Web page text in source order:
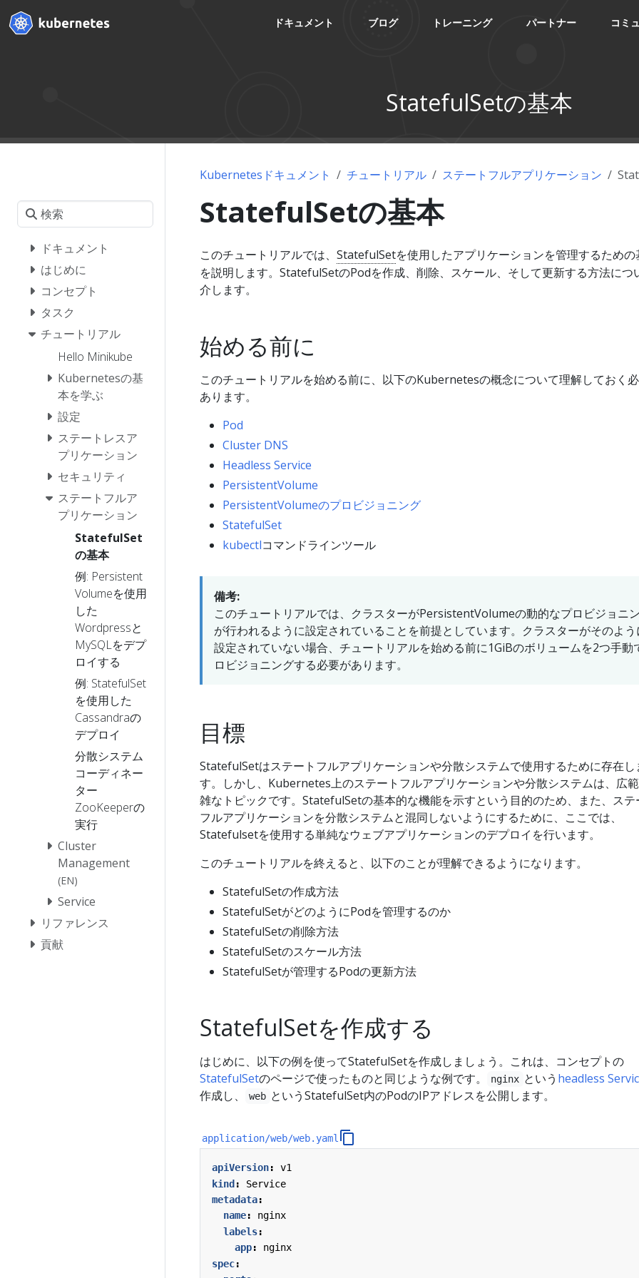
ドキュメント ブログ トレーニング パートナー コミ
StatefulSetの基本
ドキュメント
はじめに
コンセプト
タスク
チュートリアル
Hello Minikube
Kubernetesの基
本を学ぶ
設定
ステートレスア
プリケーション
セキュリティ
ステートフルア
プリケーション
StatefulSet
の基本
例: Persistent
Volumeを使用
した
Wordpressと
MySQLをデプ
ロイする
例: StatefulSet
を使用した
Cassandraの
デプロイ
分散システム
コーディネー
ター
ZooKeeperの
実行
Cluster
Management
(EN)
Service
リファレンス
貢献
Kubernetesドキュメント チュートリアル ステートフルアプリケーション
StatefulSetの基本
このチュートリアルでは、 StatefulSetを使用したアプリケーションを管理するための
を説明します。StatefulSetのPodを作成、削除、スケール、そして更新する方法につ
介します。
始める前に
このチュートリアルを始める前に、以下のKubernetesの概念について理解しておく
あります。
Pod
Cluster DNS
Headless Service
PersistentVolume
PersistentVolumeのプロビジョニング
StatefulSet
kubectlコマンドラインツール
備考:
このチュートリアルでは、クラスターがPersistentVolumeの動的なプロビジョニ
が行われるように設定されていることを前提としています。クラスターがそのよう
設定されていない場合、チュートリアルを始める前に1GiBのボリュームを2つ手動
ロビジョニングする必要があります。
目標
StatefulSetはステートフルアプリケーションや分散システムで使用するために存在し
す。しかし、Kubernetes上のステートフルアプリケーションや分散システムは、広
雑なトピックです。StatefulSetの基本的な機能を示すという目的のため、また、ステ
フルアプリケーションを分散システムと混同しないようにするために、ここでは、
Statefulsetを使用する単純なウェブアプリケーションのデプロイを行います。
このチュートリアルを終えると、以下のことが理解できるようになります。
StatefulSetの作成方法
StatefulSetがどのようにPodを管理するのか
StatefulSetの削除方法
StatefulSetのスケール方法
StatefulSetが管理するPodの更新方法
StatefulSetを作成する
はじめに、以下の例を使ってStatefulSetを作成しましょう。これは、コンセプトの
StatefulSetのページで使ったものと同じような例です。 nginx という headless
作成し、
web というStatefulSet内のPodのIPアドレスを公開します。
application/web/web.yaml
apiVersion:
v1
kind:
Service
metadata:
name:
nginx
labels:
app:
nginx
spec: